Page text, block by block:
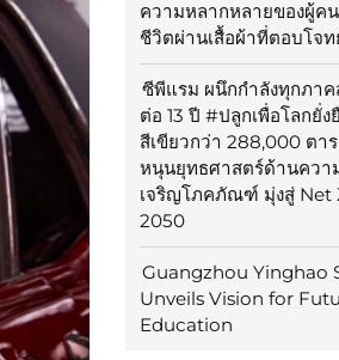
ความหลากหลายของผู้ค
ชีวิตผ่านเสื้อผ้าที่ตอบโจ
ซีพีแรม ผนึกกำลังทุกภา
ต่อ 13 ปี #ปลูกเพื่อโลกยั่
สีเขียวกว่า 288,000 ตาร
หนุนยุทธศาสตร์ด้านควา
เจริญโภคภัณฑ์ มุ่งสู่ Net
2050
Guangzhou Yinghao
Unveils Vision for
Education